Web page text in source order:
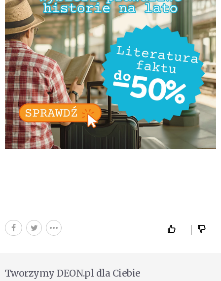
Tworzymy DEON.pl dla Ciebie